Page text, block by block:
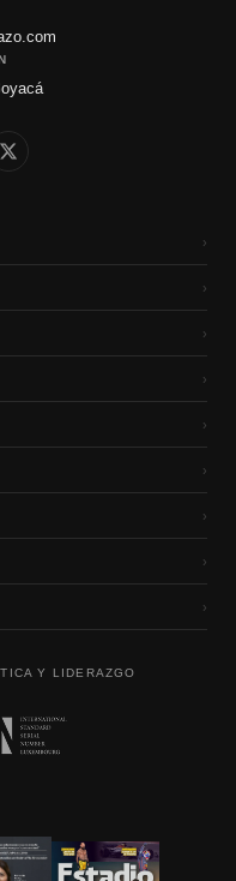
›
›
›
›
›
›
›
›
›
Y LIDERAZGO